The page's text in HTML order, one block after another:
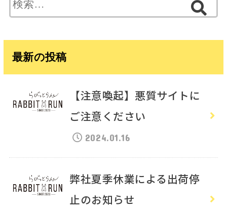
索:
最新の投稿
【注意喚起】悪質サイトに
ご注意ください
2024.01.16
弊社夏季休業による出荷停
止のお知らせ